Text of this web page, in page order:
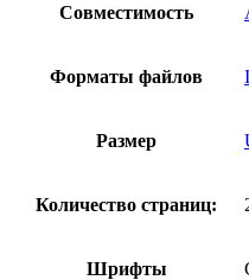
Совместимость
Форматы файлов
Размер
Количество страниц:
Шрифты